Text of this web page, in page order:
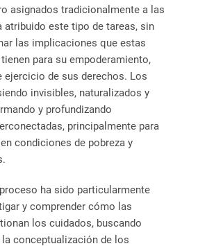
asignados tradicionalmente a las
atribuido este tipo de tareas, sin
las implicaciones que estas
para su empoderamiento,
ejercicio de sus derechos. Los
invisibles, naturalizados y
y profundizando
principalmente para
condiciones de pobreza y
ha sido particularmente
y comprender cómo las
los cuidados, buscando
conceptualización de los